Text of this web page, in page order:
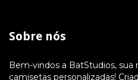
Sobre nós
Bem-vindos a BatStudios, sua
camisetas personalizadas!